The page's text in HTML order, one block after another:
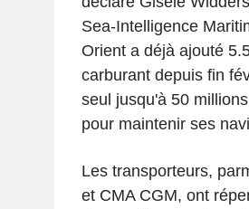
Sea-Intelligence
Orient a déjà ajouté
carburant depuis fin
seul jusqu'à 50
pour maintenir ses
Les transporteurs,
et CMA CGM, ont